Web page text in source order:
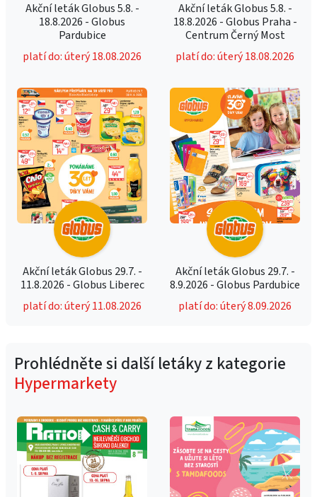
Akční leták Globus 5.8. -
18.8.2026 - Globus
Pardubice
platí do: úterý 18.08.2026
Akční leták Globus 5.8. -
18.8.2026 - Globus Praha -
Centrum Černý Most
platí do: úterý 18.08.2026
Akční leták Globus 29.7. -
11.8.2026 - Globus Liberec
platí do: úterý 11.08.2026
Akční leták Globus 29.7. -
8.9.2026 - Globus Pardubice
platí do: úterý 8.09.2026
Prohlédněte si další letáky z kategorie
Hypermarkety